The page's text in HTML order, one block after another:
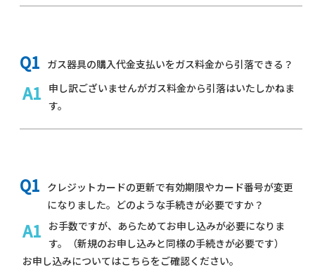
ガス器具の購入代金支払いをガス料金から引落できる？
申し訳ございませんがガス料金から引落はいたしかねま
す。
クレジットカードの更新で有効期限やカード番号が変更
になりました。どのような手続きが必要ですか？
お手数ですが、あらためてお申し込みが必要になりま
す。（新規のお申し込みと同様の手続きが必要です）
お申し込みについてはこちらをご確認ください。